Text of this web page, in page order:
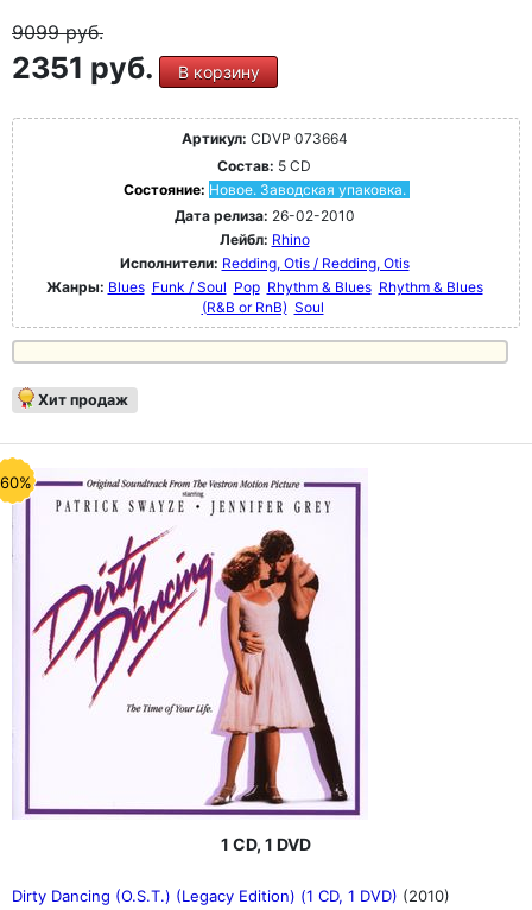
9099руб.
2351 руб. В корзину
Артикул: CDVP 073664
Состав: 5 CD
Состояние: Новое. Заводская упаковка.
Дата релиза: 26-02-2010
Лейбл: Rhino
Исполнители: Redding, Otis / Redding, Otis
Жанры: Blues Funk / Soul Pop Rhythm & Blues Rhythm & Blues
(R&B or RnB) Soul
Хит продаж
1 CD, 1 DVD
Dirty Dancing (O.S.T.) (Legacy Edition) (1 CD, 1 DVD) (2010)